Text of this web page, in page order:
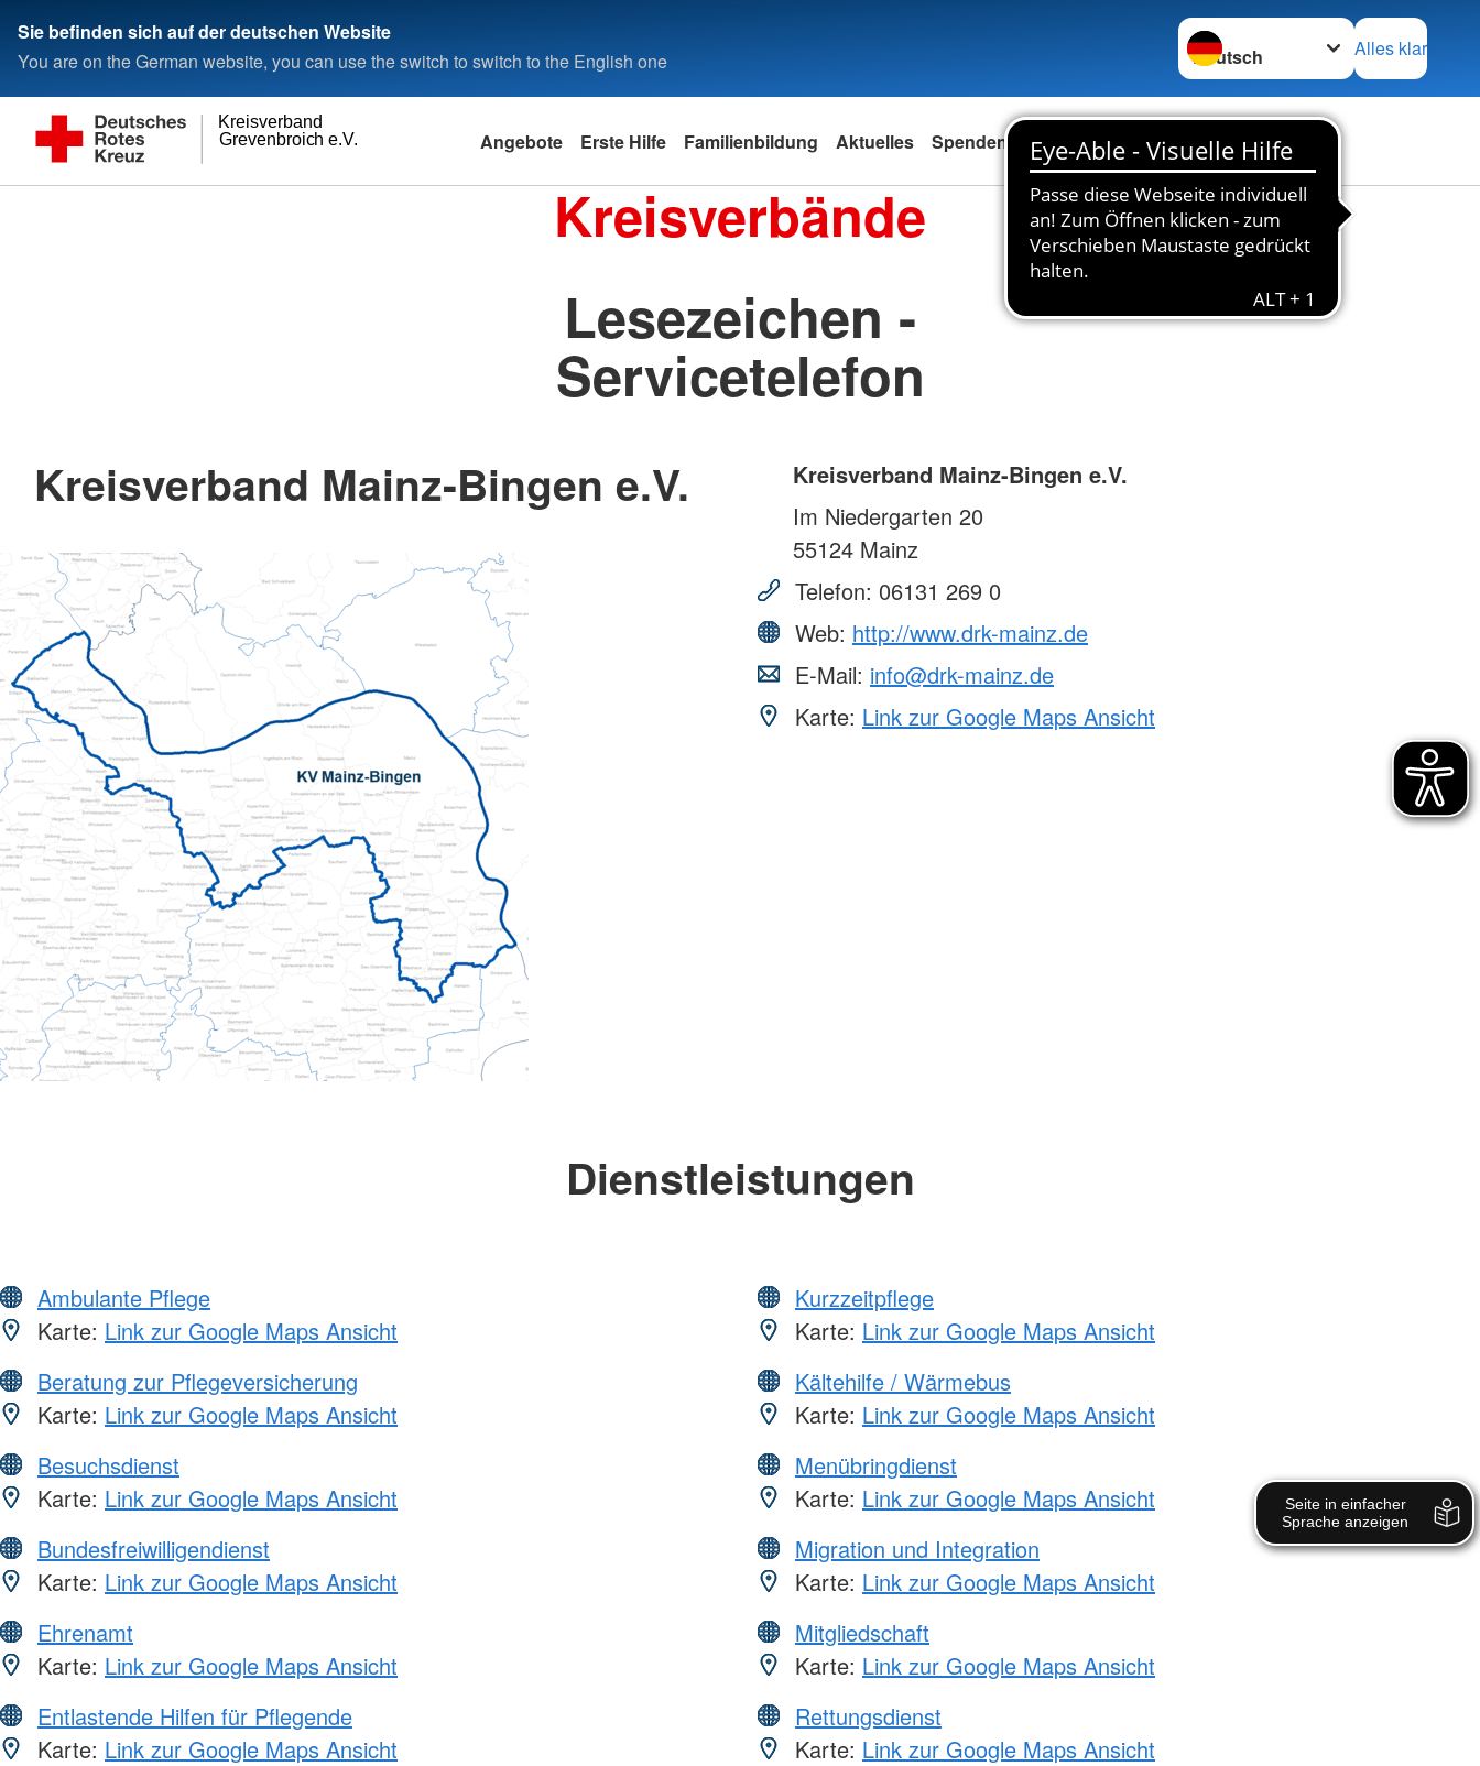
Sie befinden sich auf der deutschen Website
You are on the German website, you can use the switch to switch to the English one
Sprache wechseln zu
Alles klar
Grevenbroich e.V.
Kreisverband
Angebote Erste Hilfe Familienbildung Aktuelles Spenden Das DRK Karriere
Kreisverbände
Lesezeichen -
Servicetelefon
Kreisverband Mainz-Bingen e.V.
Kreisverband Mainz-Bingen e.V.
Im Niedergarten 20
55124 Mainz
Telefon: 06131 269 0
Web: http://www.drk-mainz.de
E-Mail: info@drk-mainz.de
Karte: Link zur Google Maps Ansicht
Dienstleistungen
Ambulante Pflege
Karte: Link zur Google Maps Ansicht
Beratung zur Pflegeversicherung
Karte: Link zur Google Maps Ansicht
Besuchsdienst
Karte: Link zur Google Maps Ansicht
Bundesfreiwilligendienst
Karte: Link zur Google Maps Ansicht
Ehrenamt
Karte: Link zur Google Maps Ansicht
Entlastende Hilfen für Pflegende
Karte: Link zur Google Maps Ansicht
Kurzzeitpflege
Karte: Link zur Google Maps Ansicht
Kältehilfe / Wärmebus
Karte: Link zur Google Maps Ansicht
Menübringdienst
Karte: Link zur Google Maps Ansicht
Migration und Integration
Karte: Link zur Google Maps Ansicht
Mitgliedschaft
Karte: Link zur Google Maps Ansicht
Rettungsdienst
Karte: Link zur Google Maps Ansicht